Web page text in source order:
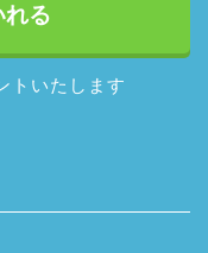
れる
トいたします